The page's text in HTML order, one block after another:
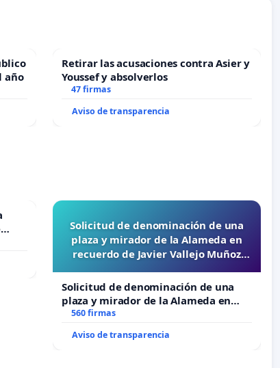
año
Retirar las acusaciones contra Asier y
Youssef y absolverlos
47 firmas
Aviso de transparencia
Solicitud de denominación de una
plaza y mirador de la Alameda en
recuerdo de Javier Vallejo Muñoz
Solicitud de denominación de una
plaza y mirador de la Alameda en
recuerdo de Javier Vallejo Muñoz
“Mazinger”
560 firmas
Aviso de transparencia